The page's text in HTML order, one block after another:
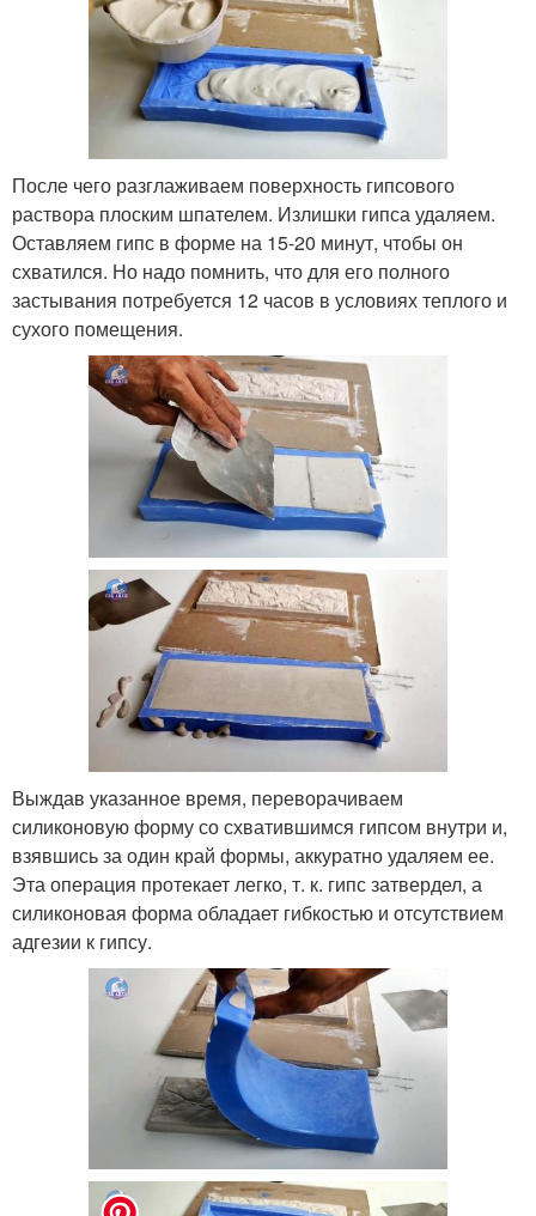
После чего разглаживаем поверхность гипсового
раствора плоским шпателем. Излишки гипса удаляем.
Оставляем гипс в форме на 15-20 минут, чтобы он
схватился. Но надо помнить, что для его полного
застывания потребуется 12 часов в условиях теплого и
сухого помещения.
Выждав указанное время, переворачиваем
силиконовую форму со схватившимся гипсом внутри и,
взявшись за один край формы, аккуратно удаляем ее.
Эта операция протекает легко, т. к. гипс затвердел, а
силиконовая форма обладает гибкостью и отсутствием
адгезии к гипсу.